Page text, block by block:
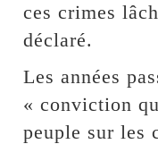
ces crimes
déclaré.
Les années
« conviction
peuple sur les